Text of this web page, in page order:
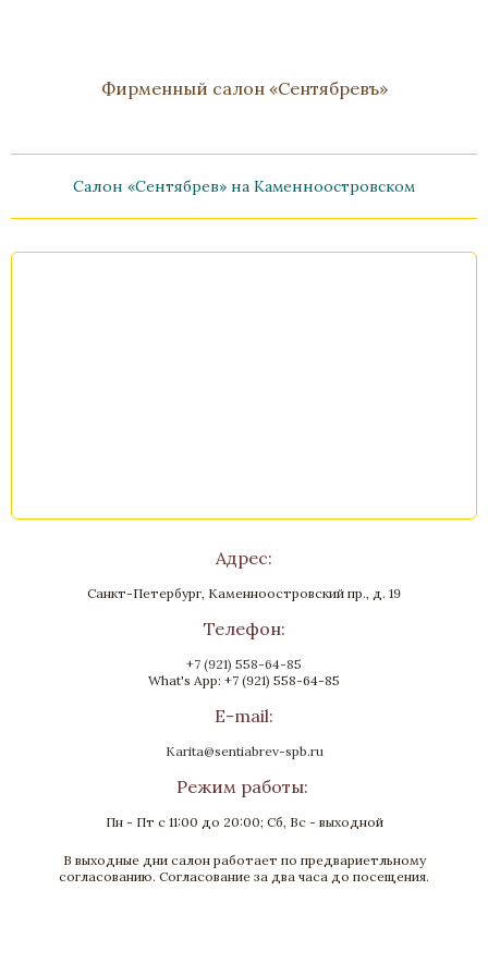
Ваза «Анна»
Фирменный салон «Сентябревъ»
Салон «Сентябрев» на Каменноостровском
Адрес:
Санкт-Петербург, Каменноостровский пр., д. 19
Телефон:
+7 (921) 558-64-85
What's App: +7 (921) 558-64-85
E-mail:
Karita@sentiabrev-spb.ru
Режим работы:
Пн - Пт с 11:00 до 20:00; Сб, Вс - выходной
В выходные дни салон работает по предвариетльному
согласованию. Согласование за два часа до посещения.